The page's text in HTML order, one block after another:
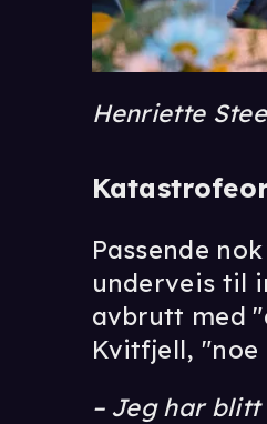
Henriette
Passende
underveis til
avbrutt med
Kvitfjell,
– Jeg har